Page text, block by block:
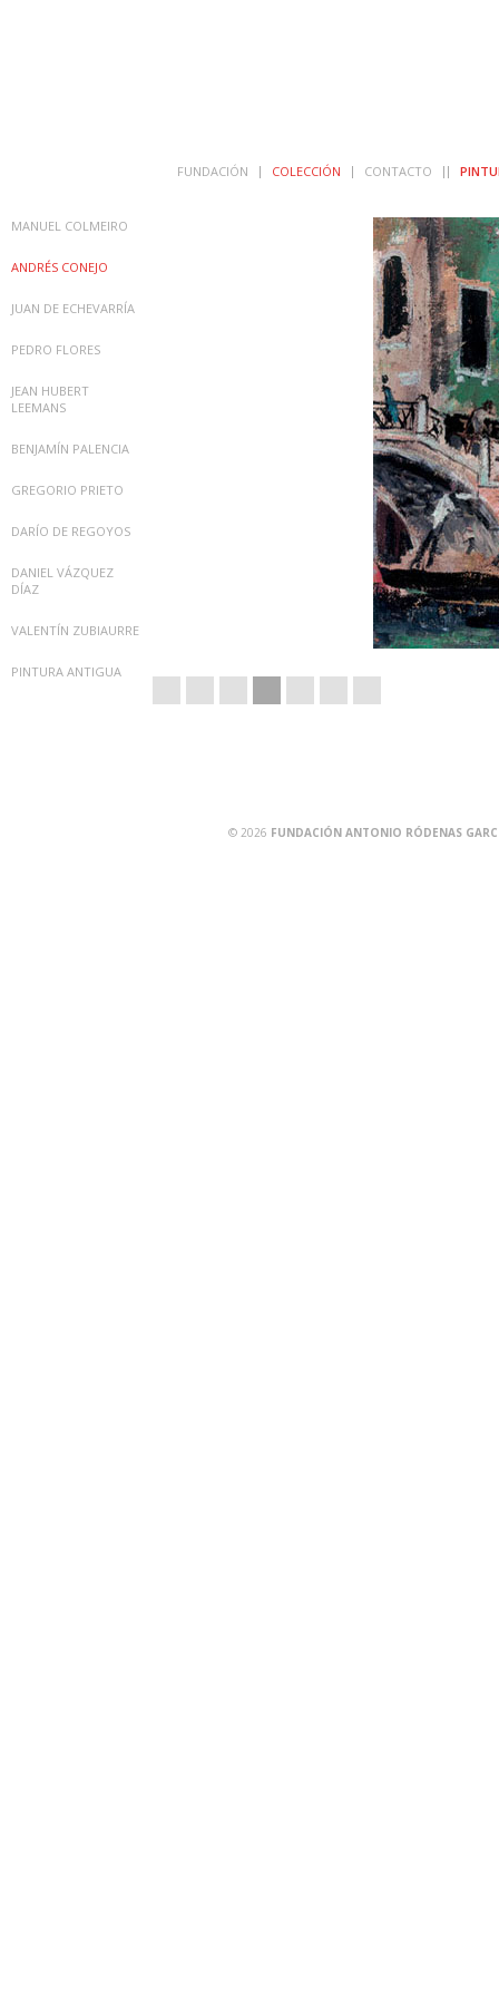
FUNDACIÓN COLECCIÓN CONTACTO
MANUEL COLMEIRO
ANDRÉS CONEJO
JUAN DE ECHEVARRÍA
PEDRO FLORES
JEAN HUBERT
LEEMANS
BENJAMÍN PALENCIA
GREGORIO PRIETO
DARÍO DE REGOYOS
DANIEL VÁZQUEZ
DÍAZ
VALENTÍN ZUBIAURRE
PINTURA ANTIGUA
© 2026 FUNDACIÓN ANTONIO RÓDENAS